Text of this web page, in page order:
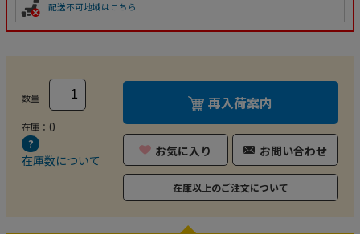
配送不可地域はこちら
数量
在庫： 0
在庫数について
再入荷案内
お気に入り お問い合わせ
在庫以上のご注文について